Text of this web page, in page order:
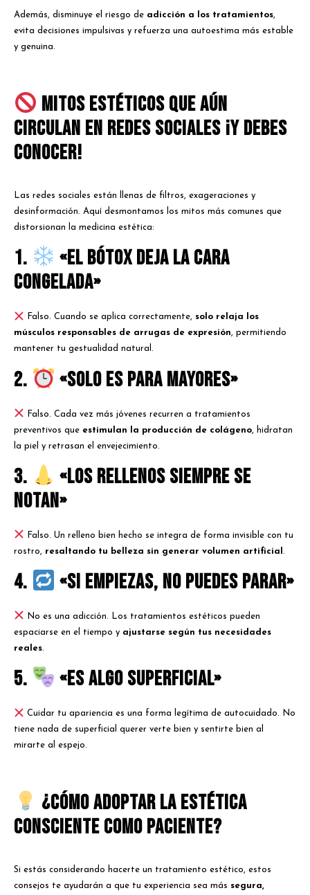
Además, disminuye el riesgo de adicción a los tratamientos,
evita decisiones impulsivas y refuerza una autoestima más estable
y genuina.
Mitos estéticos que aún
circulan en redes sociales ¡y debes
conocer!
Las redes sociales están llenas de filtros, exageraciones y
desinformación. Aquí desmontamos los mitos más comunes que
distorsionan la medicina estética:
1.
«El bótox deja la cara
congelada»
Falso. Cuando se aplica correctamente, solo relaja los
músculos responsables de arrugas de expresión, permitiendo
mantener tu gestualidad natural.
2. «Solo es para mayores»
Falso. Cada vez más jóvenes recurren a tratamientos
preventivos que estimulan la producción de colágeno , hidratan
la piel y retrasan el envejecimiento.
3.
«Los rellenos siempre se
notan»
Falso. Un relleno bien hecho se integra de forma invisible con tu
rostro, resaltando tu belleza sin generar volumen artificial .
4. «Si empiezas, no puedes parar»
No es una adicción. Los tratamientos estéticos pueden
espaciarse en el tiempo y ajustarse según tus necesidades
reales.
5. «Es algo superficial»
Cuidar tu apariencia es una forma legítima de autocuidado. No
tiene nada de superficial querer verte bien y sentirte bien al
mirarte al espejo.
¿Cómo adoptar la estética
consciente como paciente?
Si estás considerando hacerte un tratamiento estético, estos
consejos te ayudarán a que tu experiencia sea más segura,